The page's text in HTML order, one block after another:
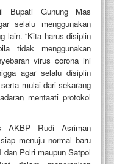
Bupati Gunung Mas
selalu menggunakan
lain. “Kita harus disiplin
tidak menggunakan
virus corona ini
agar selalu disiplin
mulai dari sekarang
mentaati protokol
AKBP Rudi Asriman
menuju normal baru
Polri maupun Satpol